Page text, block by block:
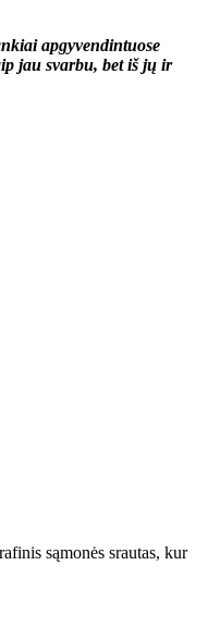
apgyvendintuose
jau svarbu, bet iš jų ir
sąmonės srautas, kur